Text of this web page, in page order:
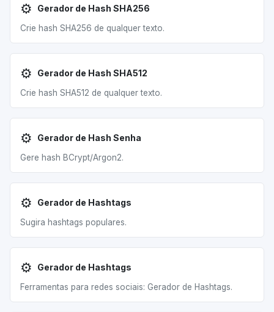
⚙️ Gerador de Hash SHA256
Crie hash SHA256 de qualquer texto.
⚙️ Gerador de Hash SHA512
Crie hash SHA512 de qualquer texto.
⚙️ Gerador de Hash Senha
Gere hash BCrypt/Argon2.
⚙️ Gerador de Hashtags
Sugira hashtags populares.
⚙️ Gerador de Hashtags
Ferramentas para redes sociais: Gerador de Hashtags.